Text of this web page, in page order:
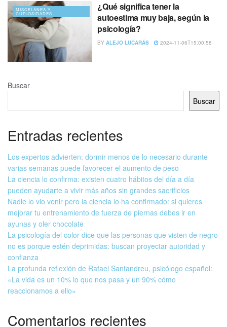
MISCELÁNEA Y
CURIOSIDADES
¿Qué significa tener la
autoestima muy baja, según la
psicología?
BY ALEJO LUCARÁS 2024-11-06T15:00:58
Buscar
Buscar
Entradas recientes
Los expertos advierten: dormir menos de lo necesario durante
varias semanas puede favorecer el aumento de peso
La ciencia lo confirma: existen cuatro hábitos del día a día
pueden ayudarte a vivir más años sin grandes sacrificios
Nadie lo vio venir pero la ciencia lo ha confirmado: si quieres
mejorar tu entrenamiento de fuerza de piernas debes ir en
ayunas y oler chocolate
La psicología del color dice que las personas que visten de negro
no es porque estén deprimidas: buscan proyectar autoridad y
confianza
La profunda reflexión de Rafael Santandreu, psicólogo español:
«La vida es un 10% lo que nos pasa y un 90% cómo
reaccionamos a ello»
Comentarios recientes